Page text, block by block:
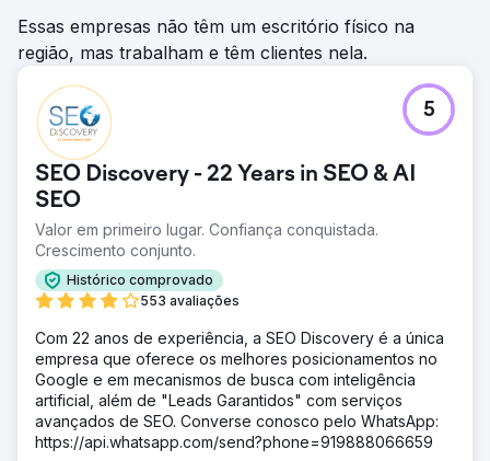
Essas empresas não têm um escritório físico na
região, mas trabalham e têm clientes nela.
SEO Discovery - 22 Years in SEO & AI
SEO
Valor em primeiro lugar. Confiança conquistada.
Crescimento conjunto.
Histórico comprovado
553 avaliações
5
Com 22 anos de experiência, a SEO Discovery é a única
empresa que oferece os melhores posicionamentos no
Google e em mecanismos de busca com inteligência
artificial, além de "Leads Garantidos" com serviços
avançados de SEO. Converse conosco pelo WhatsApp:
https://api.whatsapp.com/send?phone=919888066659